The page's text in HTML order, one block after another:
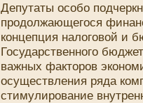
Депутаты особо
продолжающегося
концепция налоговой и
Государственного
важных факторов
осуществлени­я ряда
стимулировани­е